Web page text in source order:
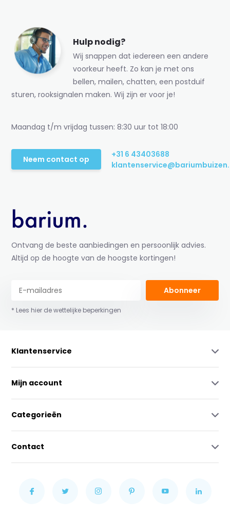
Hulp nodig?
Wij snappen dat iedereen een andere
voorkeur heeft. Zo kan je met ons
bellen, mailen, chatten, een postduif
sturen, rooksignalen maken. Wij zijn er voor je!
Maandag t/m vrijdag tussen: 8:30 uur tot 18:00
Neem contact op
+31 6 43403688
Ontvang de beste aanbiedingen en persoonlijk advies.
Altijd op de hoogte van de hoogste kortingen!
Abonneer
* Lees hier de wettelijke beperkingen
Klantenservice
Mijn account
Categorieën
Contact